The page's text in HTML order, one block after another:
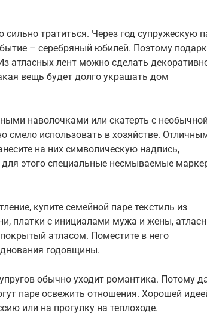
тратиться. Через год супружескую
– серебряный юбилей. Поэтому
атласных лент можно сделать
вещь будет долго украшать дом
наволочками или скатерть с необычной
использовать в хозяйстве.
на них символическую надпись,
этого специальные несмываемые
купите семейной паре текстиль из
платки с инициалами мужа и жены,
атласом. Поместите в него
годовщины.
обычно уходит романтика. Потому
паре освежить отношения. Хорошей
или на прогулку на теплоходе.